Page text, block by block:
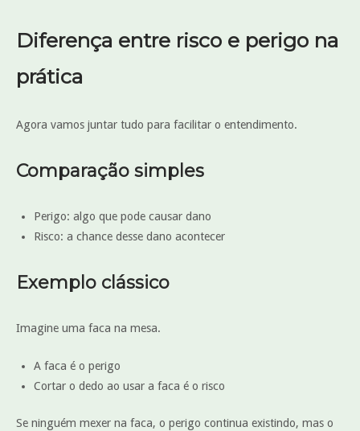
Diferença entre risco e perigo na
prática
Agora vamos juntar tudo para facilitar o entendimento.
Comparação simples
Perigo: algo que pode causar dano
Risco: a chance desse dano acontecer
Exemplo clássico
Imagine uma faca na mesa.
A faca é o perigo
Cortar o dedo ao usar a faca é o risco
Se ninguém mexer na faca, o perigo continua existindo, mas o